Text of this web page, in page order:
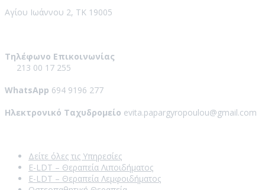
Αγίου Ιωάννου 2, ΤΚ 19005
Τηλέφωνο Επικοινωνίας
213 00 17 255
WhatsApp 694 9196 277
Ηλεκτρονικό Ταχυδρομείο evita.papargyropoulou@gmail.com
Δείτε όλες τις Υπηρεσίες
E-LDT – Θεραπεία Λιποιδήματος
E-LDT – Θεραπεία Λεμφοιδήματος